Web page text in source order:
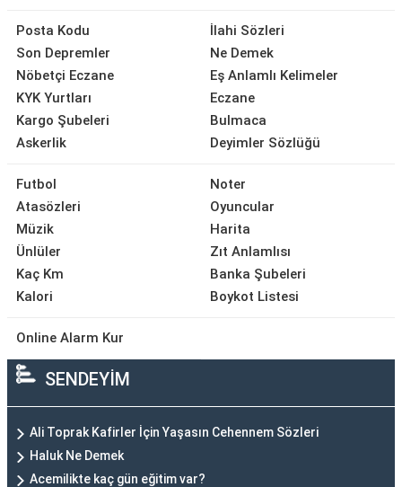
Posta Kodu
Son Depremler
Nöbetçi Eczane
KYK Yurtları
Kargo Şubeleri
Askerlik
İlahi Sözleri
Ne Demek
Eş Anlamlı Kelimeler
Eczane
Bulmaca
Deyimler Sözlüğü
Futbol
Atasözleri
Müzik
Ünlüler
Kaç Km
Kalori
Noter
Oyuncular
Harita
Zıt Anlamlısı
Banka Şubeleri
Boykot Listesi
Online Alarm Kur
SENDEYİM
Ali Toprak Kafirler İçin Yaşasın Cehennem Sözleri
Haluk Ne Demek
Acemilikte kaç gün eğitim var?